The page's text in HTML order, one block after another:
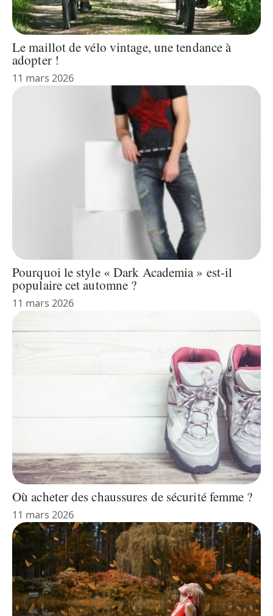
Le maillot de vélo vintage, une tendance à
adopter !
11 mars 2026
Pourquoi le style « Dark Academia » est-il
populaire cet automne ?
11 mars 2026
Où acheter des chaussures de sécurité femme ?
11 mars 2026